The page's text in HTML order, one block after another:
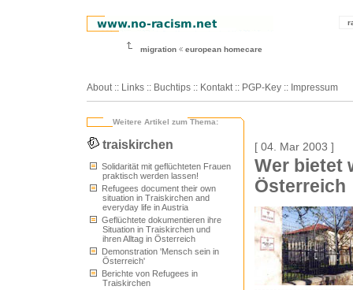
migration european homecare
About :: Links :: Buchtips :: Kontakt :: PGP-Key :: Impressum
Weitere Artikel zum Thema:
traiskirchen
Solidarität mit geflüchteten Frauen
praktisch werden lassen!
Refugees document their own
situation in Traiskirchen and
everyday life in Austria
Geflüchtete dokumentieren ihre
Situation in Traiskirchen und
ihren Alltag in Österreich
Demonstration 'Mensch sein in
Österreich'
Berichte von Refugees in
Traiskirchen
[ 04. Mar 2003 ]
Wer bietet
Österreich